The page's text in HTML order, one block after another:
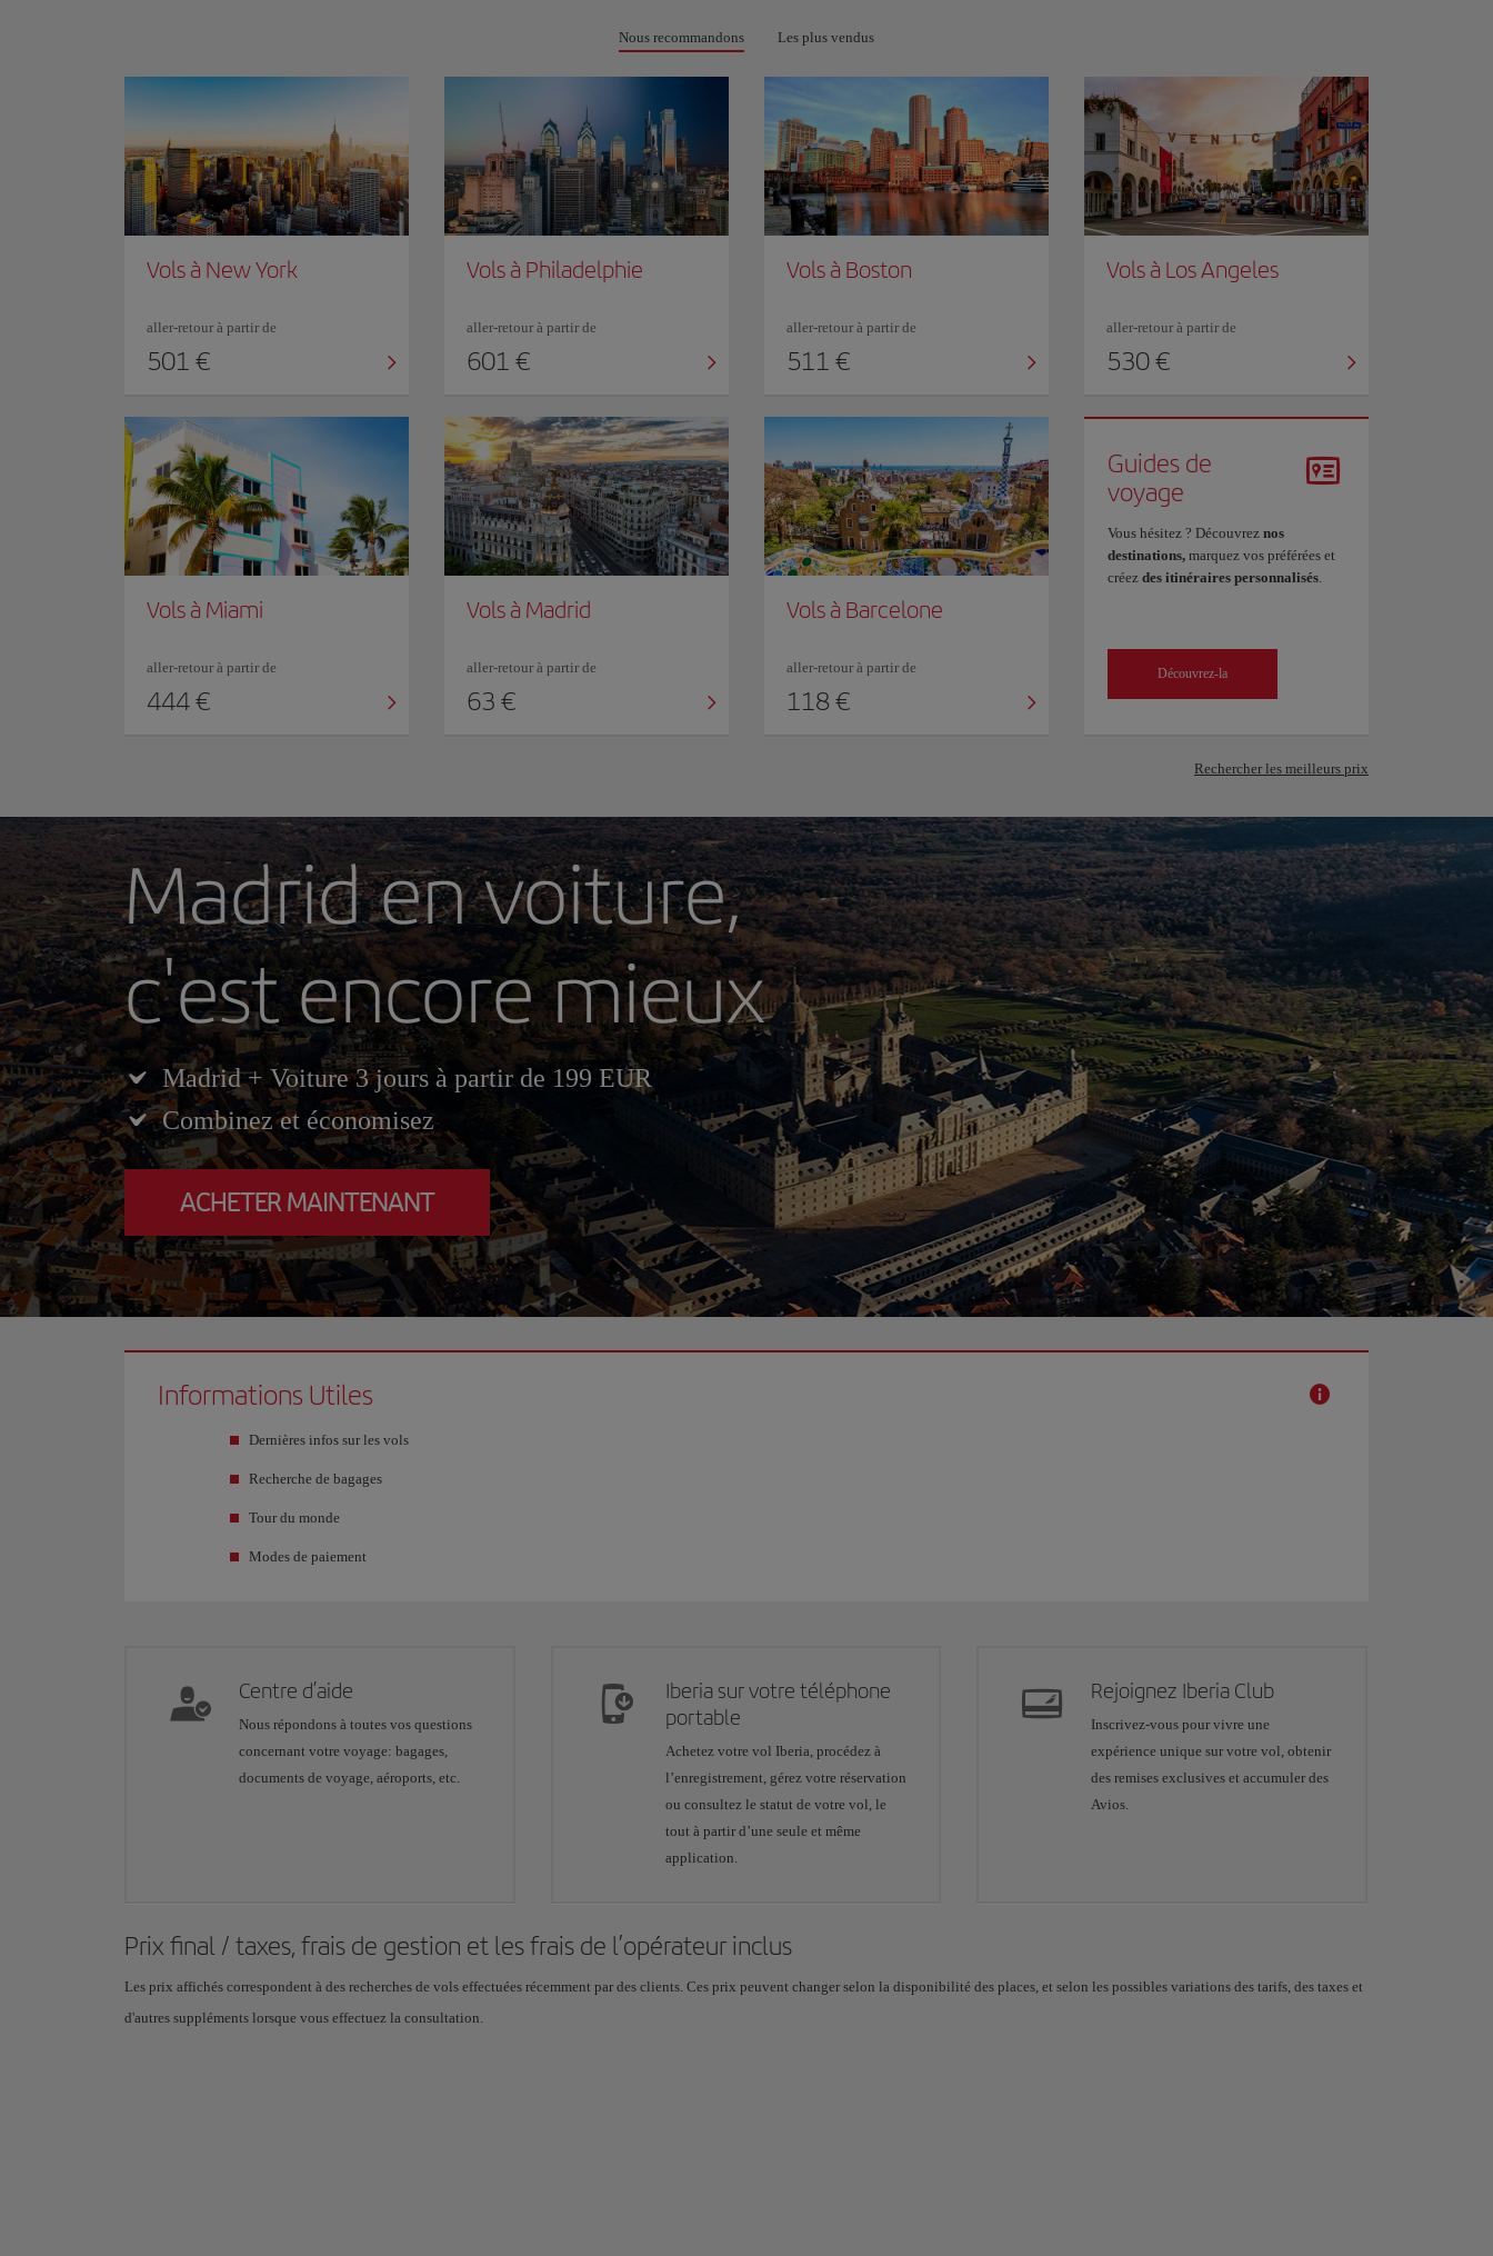
Nous recommandons Les plus vendus
Vols à New York
aller-retour à partir de
501 €
Vols à Philadelphie
aller-retour à partir de
601 €
Vols à Boston
aller-retour à partir de
511 €
Vols à Los Angeles
aller-retour à partir de
530 €
Vols à Miami
aller-retour à partir de
444 €
Vols à Madrid
aller-retour à partir de
63 €
Vols à Barcelone
aller-retour à partir de
118 €
Guides de
voyage
Vous hésitez ? Découvrez nos
destinations, marquez vos préférées et
créez des itinéraires personnalisés.
Découvrez-la
Rechercher les meilleurs prix
Madrid en voiture,
c'est encore mieux
Madrid + Voiture 3 jours à partir de 199 EUR
Combinez et économisez
ACHETER MAINTENANT
Informations Utiles
Dernières infos sur les vols
Recherche de bagages
Tour du monde
Modes de paiement
Centre d’aide
Nous répondons à toutes vos questions
concernant votre voyage: bagages,
documents de voyage, aéroports, etc.
Iberia sur votre téléphone
portable
Achetez votre vol Iberia, procédez à
l’enregistrement, gérez votre réservation
ou consultez le statut de votre vol, le
tout à partir d’une seule et même
application.
Rejoignez Iberia Club
Inscrivez-vous pour vivre une
expérience unique sur votre vol, obtenir
des remises exclusives et accumuler des
Avios.
Prix final / taxes, frais de gestion et les frais de l’opérateur inclus
Les prix affichés correspondent à des recherches de vols effectuées récemment par des clients. Ces prix peuvent changer selon la disponibilité des places, et selon les possibles variations des tarifs, des taxes et
d'autres suppléments lorsque vous effectuez la consultation.